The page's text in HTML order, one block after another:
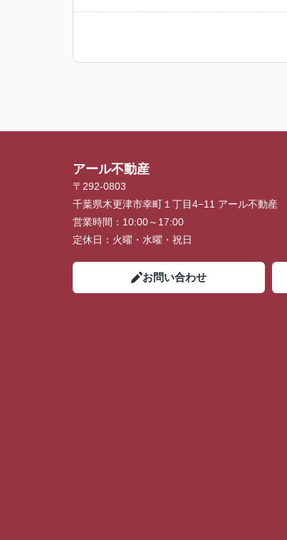
アール不動産
〒292-0803
千葉県木更津市幸町１丁目4−11 アール不動産
営業時間： 10:00～17:00
定休日： 火曜・水曜・祝日
お問い合わせ